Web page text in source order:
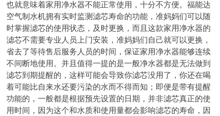
也就意味着家用净水器不能正常使用，十分不方便。福能达
空气制水机拥有实时监测滤芯寿命的功能，准妈妈们可以随
时掌握滤芯的使用状态，及时更换，而且这款家用净水器的
滤芯不需要专业人员上门安装，准妈妈们自己就可以更换，
省去了等待售后服务人员的时间，保证家用净水器能够连续
不间断地使用。并且值得一提的是一般净水器都是无法做到
滤芯到期提醒的，这样可能会导致你滤芯没用了，你还在喝
着可能比自来水还要污染的水而不得而知；即便是带有提醒
功能的，一般都是根据预先设置的日期，并非滤芯真正的使
用时间，因为这个和水质和使用量都会影响滤芯的寿命，因